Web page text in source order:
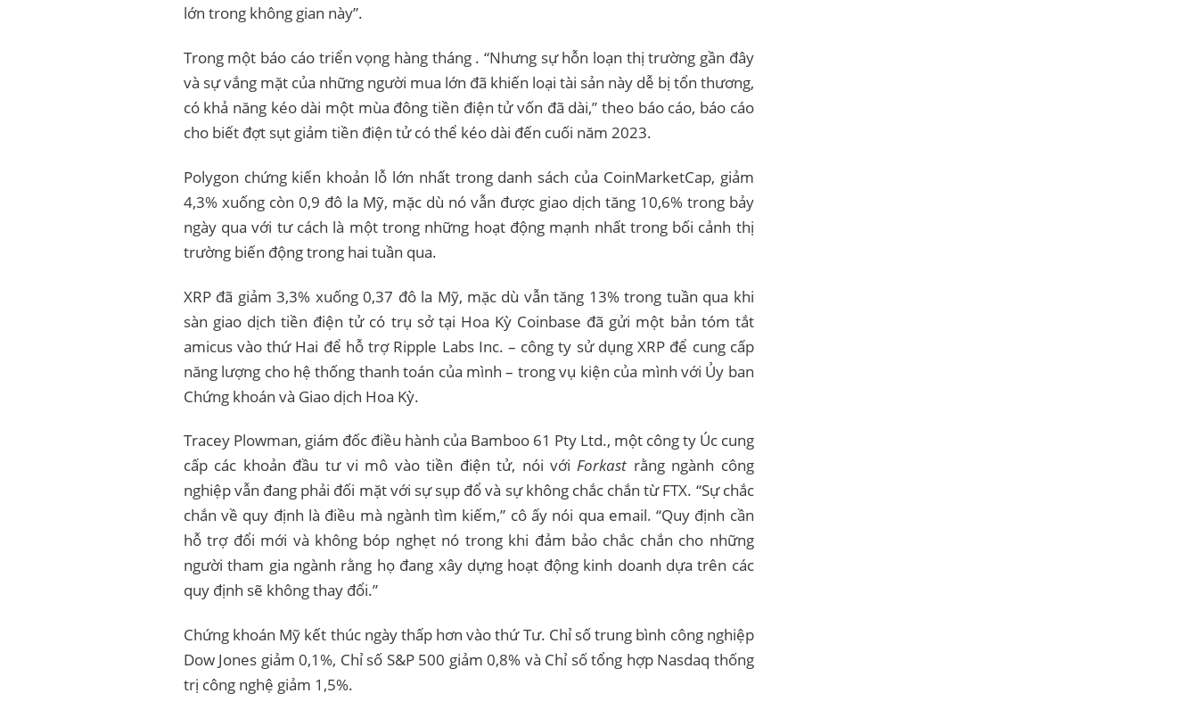
lớn trong không gian này”.
Trong một báo cáo triển vọng hàng tháng . “Nhưng sự hỗn loạn thị trường gần đây
và sự vắng mặt của những người mua lớn đã khiến loại tài sản này dễ bị tổn thương,
có khả năng kéo dài một mùa đông tiền điện tử vốn đã dài,” theo báo cáo, báo cáo
cho biết đợt sụt giảm tiền điện tử có thể kéo dài đến cuối năm 2023.
Polygon chứng kiến ​​khoản lỗ lớn nhất trong danh sách của CoinMarketCap, giảm
4,3% xuống còn 0,9 đô la Mỹ, mặc dù nó vẫn được giao dịch tăng 10,6% trong bảy
ngày qua với tư cách là một trong những hoạt động mạnh nhất trong bối cảnh thị
trường biến động trong hai tuần qua.
XRP đã giảm 3,3% xuống 0,37 đô la Mỹ, mặc dù vẫn tăng 13% trong tuần qua khi
sàn giao dịch tiền điện tử có trụ sở tại Hoa Kỳ Coinbase đã gửi một bản tóm tắt
amicus vào thứ Hai để hỗ trợ Ripple Labs Inc. – công ty sử dụng XRP để cung cấp
năng lượng cho hệ thống thanh toán của mình – trong vụ kiện của mình với Ủy ban
Chứng khoán và Giao dịch Hoa Kỳ.
Tracey Plowman, giám đốc điều hành của Bamboo 61 Pty Ltd., một công ty Úc cung
cấp các khoản đầu tư vi mô vào tiền điện tử, nói vớiForkast rằng ngành công
nghiệp vẫn đang phải đối mặt với sự sụp đổ và sự không chắc chắn từ FTX. “Sự chắc
chắn về quy định là điều mà ngành tìm kiếm,” cô ấy nói qua email. “Quy định cần
hỗ trợ đổi mới và không bóp nghẹt nó trong khi đảm bảo chắc chắn cho những
người tham gia ngành rằng họ đang xây dựng hoạt động kinh doanh dựa trên các
quy định sẽ không thay đổi.”
Chứng khoán Mỹ kết thúc ngày thấp hơn vào thứ Tư. Chỉ số trung bình công nghiệp
Dow Jones giảm 0,1%, Chỉ số S&P 500 giảm 0,8% và Chỉ số tổng hợp Nasdaq thống
trị công nghệ giảm 1,5%.